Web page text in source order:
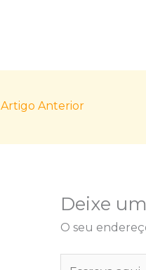
Artigo Anterior
Deixe
O seu